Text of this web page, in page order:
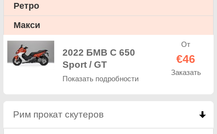
Ретро
Макси
2022 БМВ C 650
Sport / GT
Показать подробности
От
€46
Заказать
Рим прокат скутеров click to collapse contents